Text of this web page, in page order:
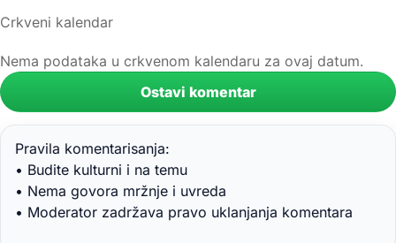
Crkveni kalendar
Nema podataka u crkvenom kalendaru za ovaj datum.
Ostavi komentar
Pravila komentarisanja:
• Budite kulturni i na temu
• Nema govora mržnje i uvreda
• Moderator zadržava pravo uklanjanja komentara